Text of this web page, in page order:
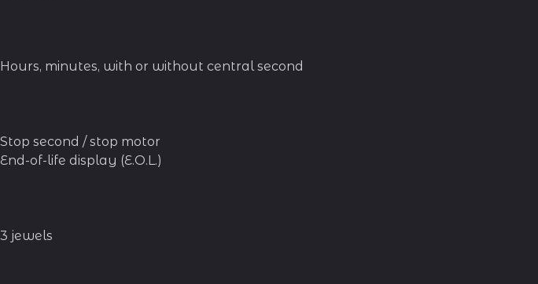
Hours, minutes, with or without central second
Stop second / stop motor
End-of-life display (E.O.L.)
3 jewels